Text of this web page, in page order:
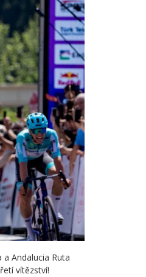
Andalucia Ruta
vítězství!